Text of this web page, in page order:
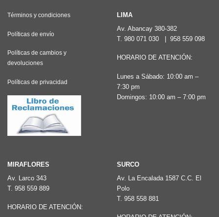
Términos y condiciones
Políticas de envío
Políticas de cambios y
devoluciones
Políticas de privacidad
LIMA
Av. Abancay 380-382
T. 980 071 030 958 559 098
HORARIO DE ATENCIÓN:
Lunes a Sábado: 10:00 am –
7:30 pm
Domingos: 10:00 am – 7:00 pm
MIRAFLORES
Av. Larco 343
T. 958 559 889
HORARIO DE ATENCIÓN:
SURCO
Av. La Encalada 1587 C.C. El
Polo
T. 958 558 881